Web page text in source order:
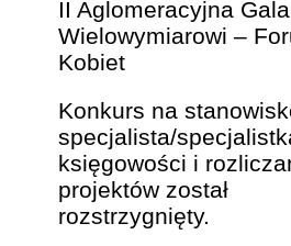
II Aglomeracyjna Gala
Wielowymiarowi –
Kobiet
Konkurs na
specjalista/
księgowości i
projektów został
rozstrzygnięty.